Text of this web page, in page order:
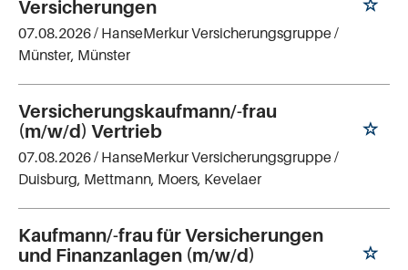
Versicherungen
07.08.2026 / HanseMerkur Versicherungsgruppe/
Münster, Münster
Versicherungskaufmann/-frau
(m/w/d) Vertrieb
07.08.2026 / HanseMerkur Versicherungsgruppe/
Duisburg, Mettmann, Moers, Kevelaer
Kaufmann/-frau für Versicherungen
und Finanzanlagen (m/w/d)